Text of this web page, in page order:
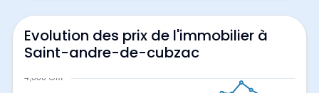
Evolution des prix de l'immobilier à
Saint-andre-de-cubzac